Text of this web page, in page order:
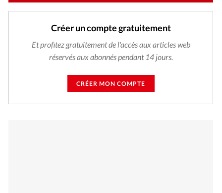
Créer un compte gratuitement
Et profitez gratuitement de l'accès aux articles web
réservés aux abonnés pendant 14 jours.
CRÉER MON COMPTE